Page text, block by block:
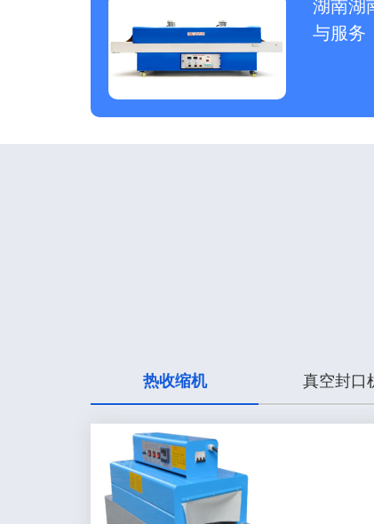
湖南湖
与服务
热收缩机 真空封口